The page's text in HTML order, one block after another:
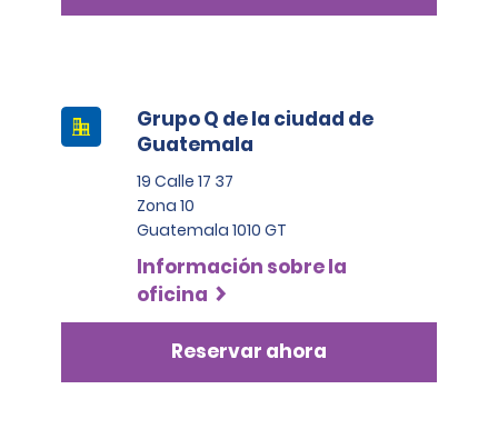
Grupo Q de la ciudad de
Guatemala
19 Calle 17 37
Zona 10
Guatemala 1010 GT
Información sobre la
oficina
Reservar ahora